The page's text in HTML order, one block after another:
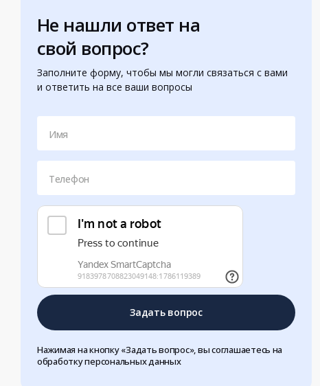
Не нашли ответ на
свой вопрос?
Заполните форму, чтобы мы могли связаться с вами
и ответить на все ваши вопросы
Имя
Телефон
Задать вопрос
Нажимая на кнопку «Задать вопрос», вы соглашаетесь на
обработку персональных данных